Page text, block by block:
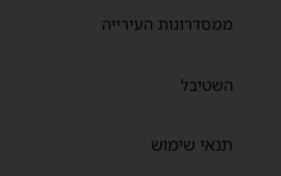
ממסדרונות העירייה
השטיבל
תנאי שימוש